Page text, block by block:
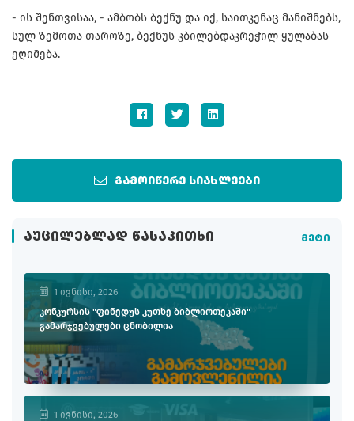
გამოიწერე სიახლეები
ᲐᲣᲪᲘᲚᲔᲑᲚᲐᲓ ᲬᲐᲡᲐᲙᲘᲗᲮᲘ მეტი
1 ივნისი, 2026
კონკურსის "ფინედუს კუთხე ბიბლიოთეკაში"
გამარჯვებულები ცნობილია
1 ივნისი, 2026
- ის შენთვისაა, - ამბობს ბექნუ და იქ, საითკენაც მანიშნებს,
სულ ზემოთა თაროზე, ბექნუს კბილებდაკრეჭილ ყულაბას
ეღიმება.